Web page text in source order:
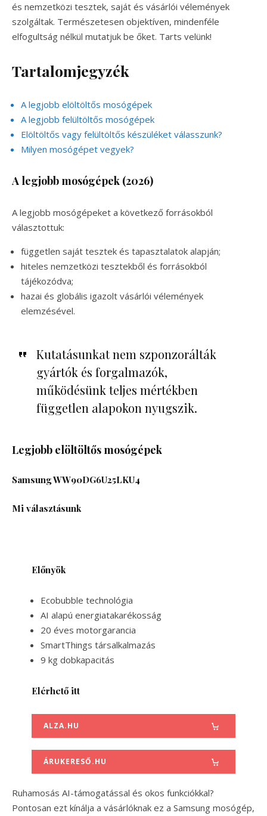
és nemzetközi tesztek, saját és vásárlói vélemények
szolgáltak. Természetesen objektíven, mindenféle
elfogultság nélkül mutatjuk be őket. Tarts velünk!
Tartalomjegyzék
A legjobb elöltöltős mosógépek
A legjobb felültöltős mosógépek
Elöltöltős vagy felültöltős készüléket válasszunk?
Milyen mosógépet vegyek?
A legjobb mosógépek (2026)
A legjobb mosógépeket a következő forrásokból
választottuk:
független saját tesztek és tapasztalatok alapján;
hiteles nemzetközi tesztekből és forrásokból
tájékozódva;
hazai és globális igazolt vásárlói vélemények
elemzésével.
Kutatásunkat nem szponzorálták
gyártók és forgalmazók,
működésünk teljes mértékben
független alapokon nyugszik.
Legjobb elöltöltős mosógépek
Samsung WW90DG6U25LKU4
Mi választásunk
Előnyök
Ecobubble technológia
AI alapú energiatakarékosság
20 éves motorgarancia
SmartThings társalkalmazás
9 kg dobkapacitás
Elérhető itt
ALZA.HU
ÁRUKERESŐ.HU
Ruhamosás AI-támogatással és okos funkciókkal?
Pontosan ezt kínálja a vásárlóknak ez a Samsung mosógép,